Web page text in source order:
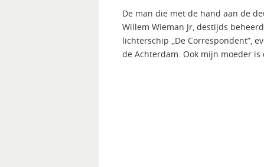
De man die met de hand aan de
Willem Wieman Jr, destijds
lichterschip „De Correspondent”,
de Achterdam. Ook mijn moeder is